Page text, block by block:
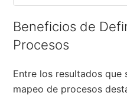
Beneficios de
Procesos
Entre los resultados que
mapeo de procesos